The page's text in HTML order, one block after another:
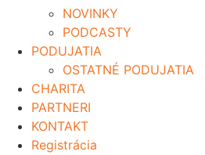
NOVINKY
PODCASTY
PODUJATIA
OSTATNÉ PODUJATIA
CHARITA
PARTNERI
KONTAKT
Registrácia